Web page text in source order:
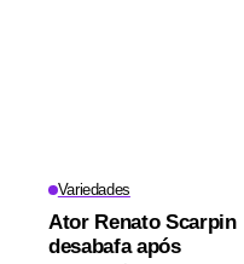
Variedades
Ator Renato Scarpin
desabafa após